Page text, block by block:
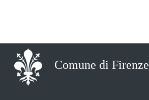
Comune di Firenze